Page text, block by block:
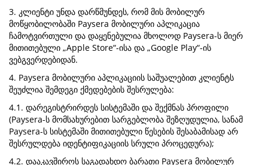
3. კლიენტი უნდა დარწმუნდეს, რომ მის მობილურ
მოწყობილობაში Paysera მობილური აპლიკაცია
ჩამოტვირთული და დაყენებულია მხოლოდ Paysera-ს მიერ
მითითებული „Apple Store“-ისა და „Google Play“-ის
ვებგვერდებიდან.
4. Paysera მობილური აპლიკაციის საშუალებით კლიენტს
შეუძლია შემდეგი ქმედებების შესრულება:
4.1. დარეგისტრირდეს სისტემაში და შექმნას პროფილი
(Paysera-ს მომსახურებით სარგებლობა შეზღუდულია, სანამ
Paysera-ს სისტემაში მითითებული წესების შესაბამისად არ
შესრულდება იდენტიფიკაციის სრული პროცედურა);
4.2. დააკავშიროს საგადახდო ბარათი Paysera მობილურ